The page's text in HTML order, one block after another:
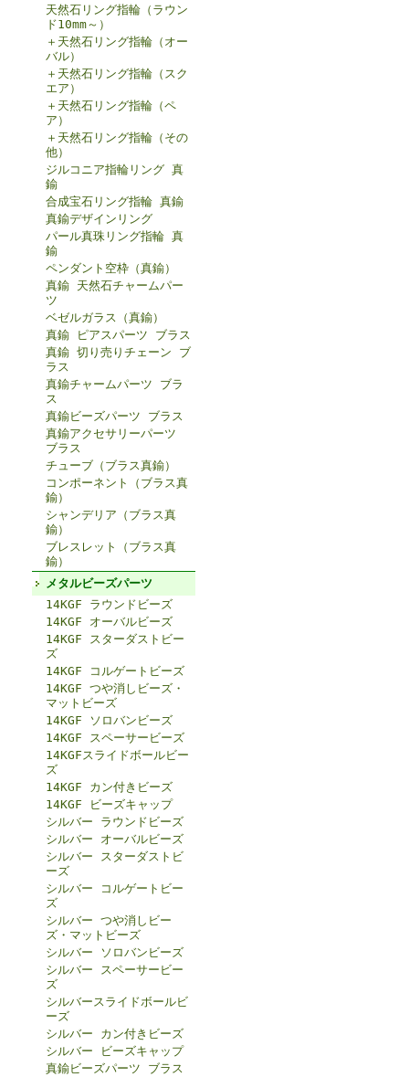
天然石リング指輪（ラウン
ド10mm～）
＋天然石リング指輪（オー
バル）
＋天然石リング指輪（スク
エア）
＋天然石リング指輪（ペ
ア）
＋天然石リング指輪（その
他）
ジルコニア指輪リング 真
鍮
合成宝石リング指輪 真鍮
真鍮デザインリング
パール真珠リング指輪 真
鍮
ペンダント空枠（真鍮）
真鍮 天然石チャームパー
ツ
ベゼルガラス（真鍮）
真鍮 ピアスパーツ ブラス
真鍮 切り売りチェーン ブ
ラス
真鍮チャームパーツ ブラ
ス
真鍮ビーズパーツ ブラス
真鍮アクセサリーパーツ
ブラス
チューブ（ブラス真鍮）
コンポーネント（ブラス真
鍮）
シャンデリア（ブラス真
鍮）
ブレスレット（ブラス真
鍮）
メタルビーズパーツ
14KGF ラウンドビーズ
14KGF オーバルビーズ
14KGF スターダストビー
ズ
14KGF コルゲートビーズ
14KGF つや消しビーズ・
マットビーズ
14KGF ソロバンビーズ
14KGF スペーサービーズ
14KGFスライドボールビー
ズ
14KGF カン付きビーズ
14KGF ビーズキャップ
シルバー ラウンドビーズ
シルバー オーバルビーズ
シルバー スターダストビ
ーズ
シルバー コルゲートビー
ズ
シルバー つや消しビー
ズ・マットビーズ
シルバー ソロバンビーズ
シルバー スペーサービー
ズ
シルバースライドボールビ
ーズ
シルバー カン付きビーズ
シルバー ビーズキャップ
真鍮ビーズパーツ ブラス